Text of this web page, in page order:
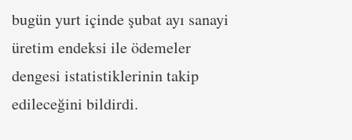
bugün yurt içinde şubat ayı sanayi
üretim endeksi ile ödemeler
dengesi istatistiklerinin takip
edileceğini bildirdi.